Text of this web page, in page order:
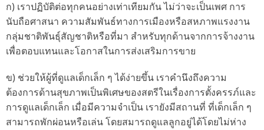
ก) เราปฏิบัติต่อทุกคนอย่างเท่าเทียมกัน ไม่ว่าจะเป็นเพศ การ
นับถือศาสนา ความสัมพันธ์ทางการเมืองหรือสหภาพแรงงาน
กลุ่มชาติพันธุ์สัญชาติหรือที่มา สำหรับทุกด้านจากการจ้างงาน
เพื่อตอบแทนและโอกาสในการส่งเสริมการขาย
ข) ช่วยให้ผู้ที่ดูแลเด็กเล็ก ๆ ได้ง่ายขึ้น เราคำนึงถึงความ
ต้องการด้านสุขภาพเป็นพิเศษของสตรีในเรื่องการตั้งครรภ์และ
การดูแลเด็กเล็ก เมื่อมีความจำเป็น เรายังมีสถานที่ ที่เด็กเล็ก ๆ
สามารถพักผ่อนหรือเล่น โดยสมารถดูแลลูกอยู่ได้โดยไม่ห่าง